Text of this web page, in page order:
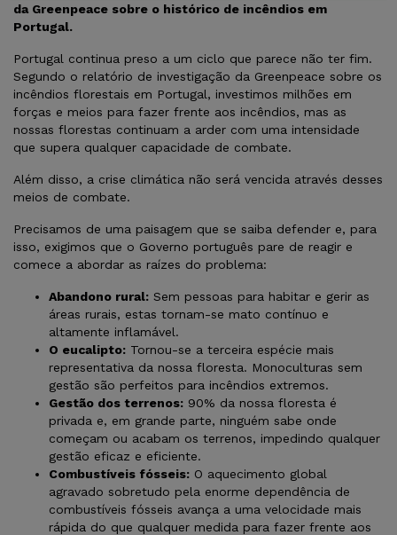
da Greenpeace sobre o histórico de incêndios em
Portugal.
Portugal continua preso a um ciclo que parece não ter fim.
Segundo o relatório de investigação da Greenpeace sobre os
incêndios florestais em Portugal, investimos milhões em
forças e meios para fazer frente aos incêndios, mas as
nossas florestas continuam a arder com uma intensidade
que supera qualquer capacidade de combate.
Além disso, a crise climática não será vencida através desses
meios de combate.
Precisamos de uma paisagem que se saiba defender e, para
isso, exigimos que o Governo português pare de reagir e
comece a abordar as raízes do problema:
Abandono rural: Sem pessoas para habitar e gerir as
áreas rurais, estas tornam-se mato contínuo e
altamente inflamável.
O eucalipto: Tornou-se a terceira espécie mais
representativa da nossa floresta. Monoculturas sem
gestão são perfeitos para incêndios extremos.
Gestão dos terrenos: 90% da nossa floresta é
privada e, em grande parte, ninguém sabe onde
começam ou acabam os terrenos, impedindo qualquer
gestão eficaz e eficiente.
Combustíveis fósseis: O aquecimento global
agravado sobretudo pela enorme dependência de
combustíveis fósseis avança a uma velocidade mais
rápida do que qualquer medida para fazer frente aos